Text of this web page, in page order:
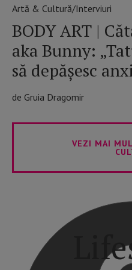
Artă & Cultură/Interviuri
BODY ART |
aka Bunny:
să depășesc
de Gruia Dragomir
VEZI MAI